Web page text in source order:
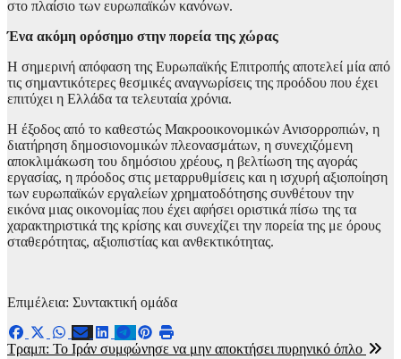
στο πλαίσιο των ευρωπαϊκών κανόνων.
Ένα ακόμη ορόσημο στην πορεία της χώρας
Η σημερινή απόφαση της Ευρωπαϊκής Επιτροπής αποτελεί μία από
τις σημαντικότερες θεσμικές αναγνωρίσεις της προόδου που έχει
επιτύχει η Ελλάδα τα τελευταία χρόνια.
Η έξοδος από το καθεστώς Μακροοικονομικών Ανισορροπιών, η
διατήρηση δημοσιονομικών πλεονασμάτων, η συνεχιζόμενη
αποκλιμάκωση του δημόσιου χρέους, η βελτίωση της αγοράς
εργασίας, η πρόοδος στις μεταρρυθμίσεις και η ισχυρή αξιοποίηση
των ευρωπαϊκών εργαλείων χρηματοδότησης συνθέτουν την
εικόνα μιας οικονομίας που έχει αφήσει οριστικά πίσω της τα
χαρακτηριστικά της κρίσης και συνεχίζει την πορεία της με όρους
σταθερότητας, αξιοπιστίας και ανθεκτικότητας.
Επιμέλεια: Συντακτική ομάδα
Πλοήγηση
Τραμπ: Το Ιράν συμφώνησε να μην αποκτήσει πυρηνικό όπλο